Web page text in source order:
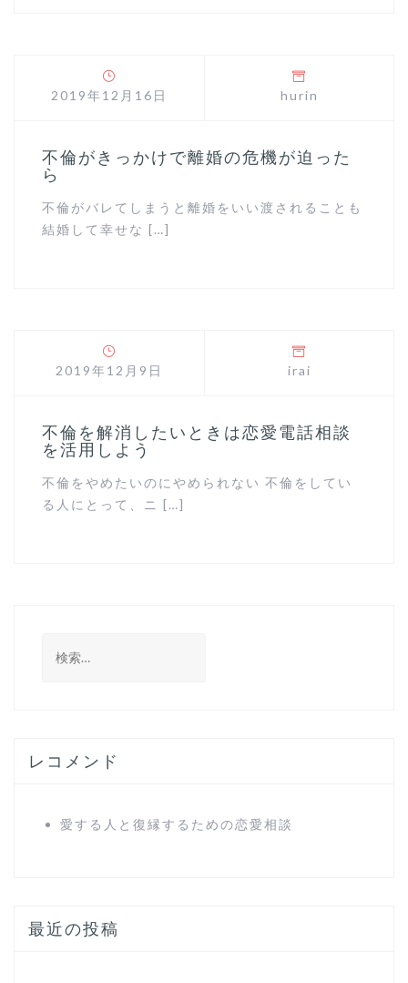
2019年12月16日 hurin
不倫がきっかけで離婚の危機が迫った
ら
不倫がバレてしまうと離婚をいい渡されることも
結婚して幸せな […]
2019年12月9日 irai
不倫を解消したいときは恋愛電話相談
を活用しよう
不倫をやめたいのにやめられない 不倫をしてい
る人にとって、ニ […]
索
レコメンド
愛する人と復縁するための恋愛相談
最近の投稿